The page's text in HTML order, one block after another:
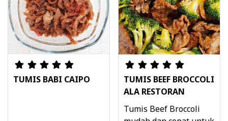
TUMIS BABI CAIPO
TUMIS BEEF BROCCOLI
ALA RESTORAN
Tumis Beef Broccoli